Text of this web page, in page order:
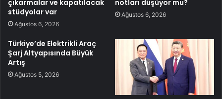
çıkarmalar ve kapatılacak
stüdyolar var
Ağustos 6, 2026
notları düşüyor mu?
Ağustos 6, 2026
Türkiye’de Elektrikli Araç
Şarj Altyapısında Büyük
Artış
Ağustos 5, 2026